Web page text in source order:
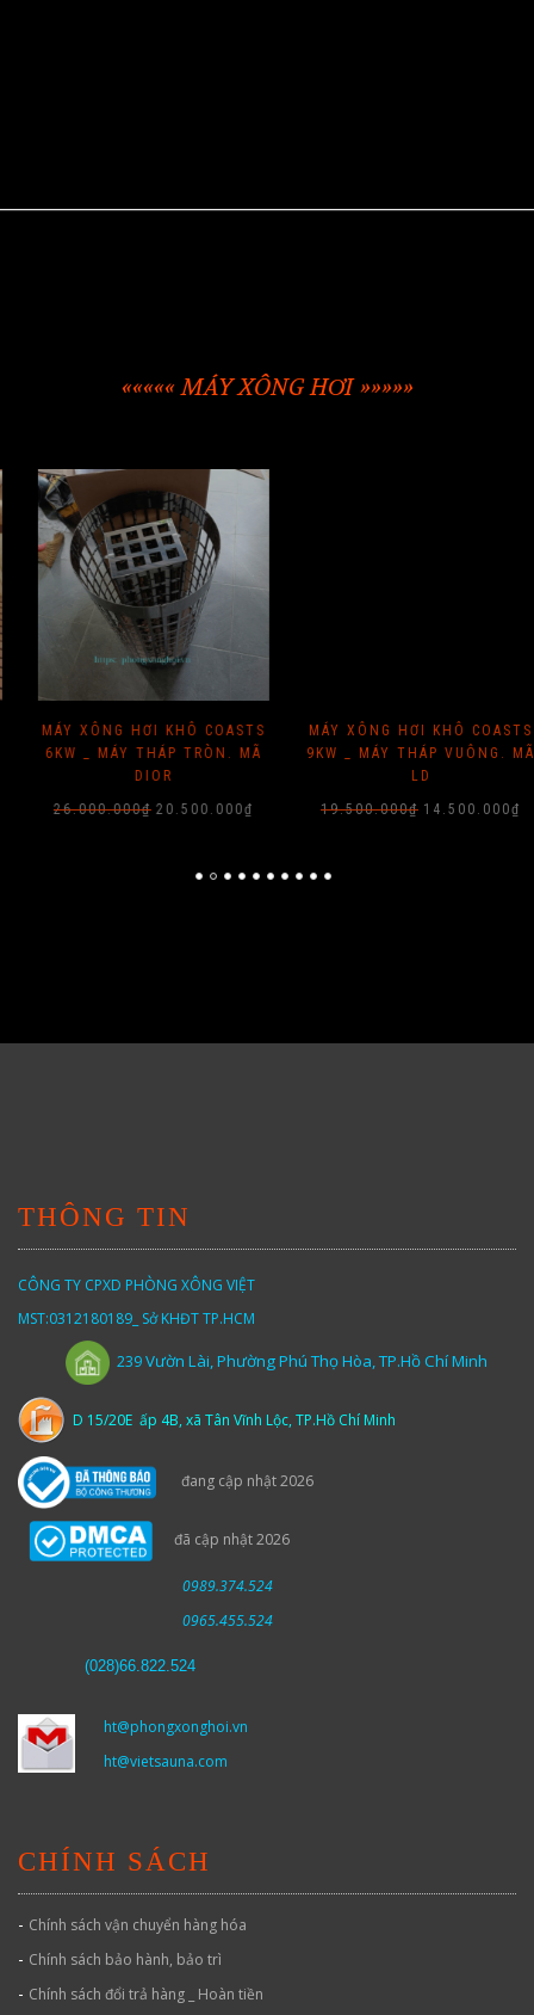
««««« MÁY XÔNG HƠI »»»»»
MÁY XÔNG HƠI KHÔ COASTS
6KW _ MÁY THÁP TRÒN. MÃ
DIOR
26.000.000₫ Giá
20.500.000 ₫ Giá
MÁY XÔNG HƠI KHÔ COASTS
9KW _ MÁY THÁP VUÔNG. MÃ
19.500.000₫ Giá
14.500.000 ₫ Giá
THÔNG TIN
CÔNG TY CPXD PHÒNG XÔNG VIỆT
MST:0312180189_ Sở KHĐT TP.HCM
239Vườn Lài,Phường Phú Thọ Hòa, TP.Hồ Chí Minh
D 15/20E ấp 4B, xã Tân Vĩnh Lộc, TP.Hồ Chí Minh
đang cập nhật 2026
đã cập nhật 2026
0989.374.524
0965.455.524
(028)66.822.524
ht@phongxonghoi.vn
ht@vietsauna.com
CHÍNH SÁCH
- Chính sách vận chuyển hàng hóa
- Chính sách bảo hành, bảo trì
- Chính sách đổi trả hàng _ Hoàn tiền